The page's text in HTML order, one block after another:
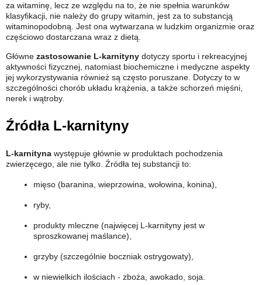
za witaminę, lecz ze względu na to, że nie spełnia warunków
klasyfikacji, nie należy do grupy witamin, jest za to substancją
witaminopodobną. Jest ona wytwarzana w ludzkim organizmie oraz
częściowo dostarczana wraz z dietą.
Główne zastosowanie L-karnityny dotyczy sportu i rekreacyjnej
aktywności fizycznej, natomiast biochemiczne i medyczne aspekty
jej wykorzystywania również są często poruszane. Dotyczy to w
szczególności chorób układu krążenia, a także schorzeń mięśni,
nerek i wątroby.
Źródła L-karnityny
L-karnityna występuje głównie w produktach pochodzenia
zwierzęcego, ale nie tylko. Źródła tej substancji to:
mięso (baranina, wieprzowina, wołowina, konina),
ryby,
produkty mleczne (najwięcej L-karnityny jest w
sproszkowanej maślance),
grzyby (szczególnie boczniak ostrygowaty),
w niewielkich ilościach - zboża, awokado, soja.